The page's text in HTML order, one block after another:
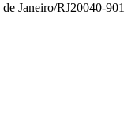
Janeiro/RJ20040-901